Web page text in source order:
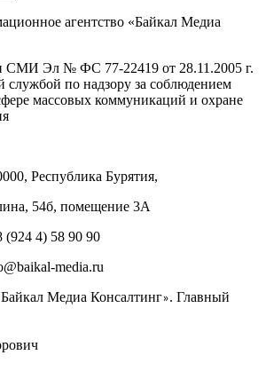
агентство «Байкал Медиа
СМИ Эл № ФС 77-22419 от 28.11.2005 г.
службой по надзору за соблюдением
массовых коммуникаций и охране
Республика Бурятия,
54б, помещение 3А
(924 4) 58 90 90
media.ru
Байкал Медиа Консалтинг». Главный